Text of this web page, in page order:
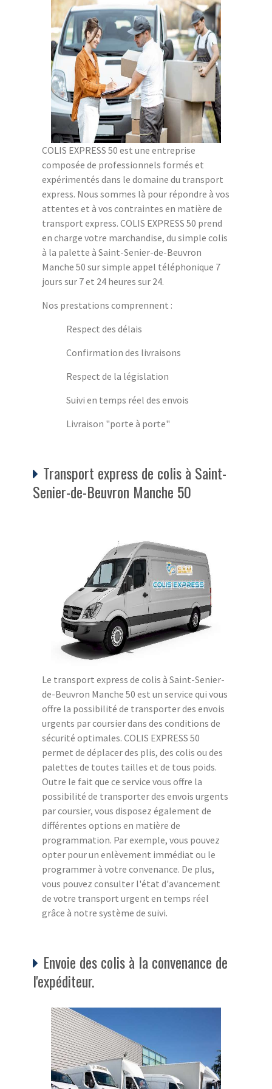
COLIS EXPRESS 50 est une entreprise
composée de professionnels formés et
expérimentés dans le domaine du transport
express. Nous sommes là pour répondre à vos
attentes et à vos contraintes en matière de
transport express. COLIS EXPRESS 50 prend
en charge votre marchandise, du simple colis
à la palette à Saint-Senier-de-Beuvron
Manche 50 sur simple appel téléphonique 7
jours sur 7 et 24 heures sur 24.
Nos prestations comprennent :
Respect des délais
Confirmation des livraisons
Respect de la législation
Suivi en temps réel des envois
Livraison "porte à porte"
Transport express de colis à Saint-
Senier-de-Beuvron Manche 50
Le transport express de colis à Saint-Senier-
de-Beuvron Manche 50 est un service qui vous
offre la possibilité de transporter des envois
urgents par coursier dans des conditions de
sécurité optimales. COLIS EXPRESS 50
permet de déplacer des plis, des colis ou des
palettes de toutes tailles et de tous poids.
Outre le fait que ce service vous offre la
possibilité de transporter des envois urgents
par coursier, vous disposez également de
différentes options en matière de
programmation. Par exemple, vous pouvez
opter pour un enlèvement immédiat ou le
programmer à votre convenance. De plus,
vous pouvez consulter l'état d'avancement
de votre transport urgent en temps réel
grâce à notre système de suivi.
Envoie des colis à la convenance de
l'expéditeur.